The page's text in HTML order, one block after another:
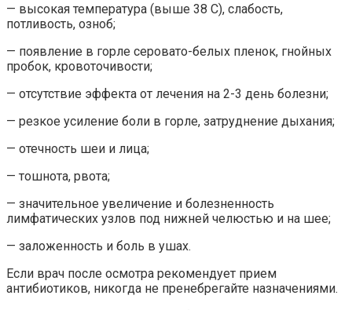
— высокая температура (выше 38 С), слабость,
потливость, озноб;
— появление в горле серовато-белых пленок, гнойных
пробок, кровоточивости;
— отсутствие эффекта от лечения на 2-3 день болезни;
— резкое усиление боли в горле, затруднение дыхания;
— отечность шеи и лица;
— тошнота, рвота;
— значительное увеличение и болезненность
лимфатических узлов под нижней челюстью и на шее;
— заложенность и боль в ушах.
Если врач после осмотра рекомендует прием
антибиотиков, никогда не пренебрегайте назначениями.